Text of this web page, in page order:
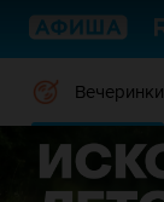
Вечеринки